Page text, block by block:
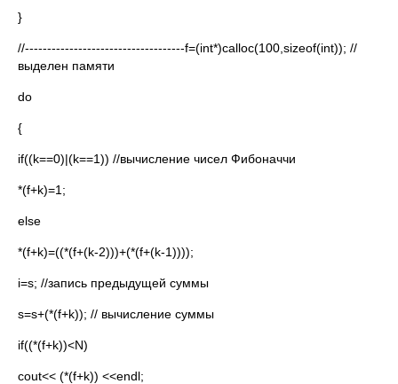
}
//------------------------------------f=(int*)calloc(100,sizeof(int)); //
выделен памяти
do
{
if((k==0)|(k==1)) //вычисление чисел Фибоначчи
*(f+k)=1;
else
*(f+k)=((*(f+(k-2)))+(*(f+(k-1))));
i=s; //запись предыдущей суммы
s=s+(*(f+k)); // вычисление суммы
if((*(f+k))<N)
cout<< (*(f+k)) <<endl;